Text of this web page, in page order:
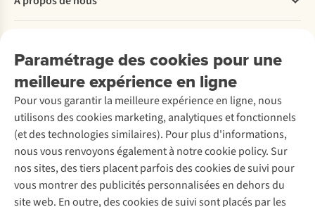
Paramétrage des cookies pour une
meilleure expérience en ligne
Pour vous garantir la meilleure expérience en ligne, nous
utilisons des cookies marketing, analytiques et fonctionnels
(et des technologies similaires). Pour plus d'informations,
nous vous renvoyons également à notre cookie policy. Sur
nos sites, des tiers placent parfois des cookies de suivi pour
vous montrer des publicités personnalisées en dehors du
site web. En outre, des cookies de suivi sont placés par les
Commander
Payer
Retourner
Rétractation d'une commande
Entretien & réparations
Garantie
Contactez-nous
Entreprise responsable
À propos d’Ayacucho
Nos magasins
À propos d’A.S.Adventure
Déclaration d'accessibilité
Location / Location sports d’hiver
Seconde-main
Entretien de ski
Service de lavage
Entretien de chaussures
Réparation de chaussures
Réparation de vêtements
Retouches
Découvrez
A.S.Magazine
Explore Camp
Expertise & conseils
Abonnez-vous à la newsletter